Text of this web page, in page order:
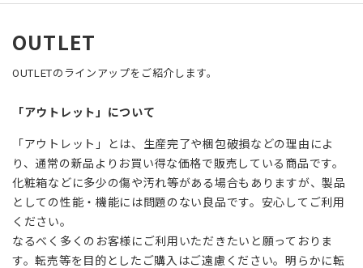
ニ
ュ
ー
を
開
く
る
OUTLET
OUTLETのラインアップをご紹介します。
「アウトレット」について
「アウトレット」とは、生産完了や梱包破損などの理由によ
り、通常の新品よりお買い得な価格で販売している商品です。
化粧箱などに多少の傷や汚れ等がある場合もありますが、製品
としての性能・機能には問題のない良品です。安心してご利用
ください。
なるべく多くのお客様にご利用いただきたいと願っておりま
す。転売等を目的としたご購入はご遠慮ください。明らかに転